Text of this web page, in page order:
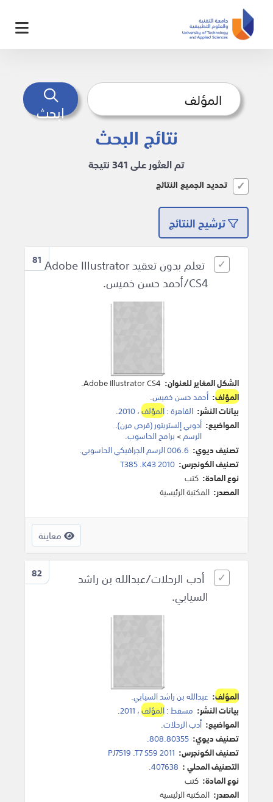
ابحث
نتائج البحث
تم العثور على 341 نتيجة
تحديد الجميع النتائج
ترشيح النتائج
81 تعلم بدون تعقيد Adobe Illustrator
CS4/أحمد حسن خميس.
الشكل المغاير للعنوان: Adobe Illustrator CS4.
المؤلف: أحمد حسن خميس.
بيانات النشر: القاهرة:المؤلف،2010
.
المواضيع: أدوبي إلستريتور (قرص مرن).
الرسم>برامج الحاسوب.
تصنيف ديوي: 006.6 الرسم الجرافيكي الحاسوبي.
تصنيف الكونجرس: T385 .K43 2010
نوع المادة: كتب
المصدر: المكتبة الرئيسية
معاينة
82
أدب الرحلات/عبدالله بن راشد
السيابي.
المؤلف: عبدالله بن راشد السيابي.
بيانات النشر: مسقط:المؤلف، 2011
.
المواضيع: أدب الرحلات.
تصنيف ديوي: 808.80355.
تصنيف الكونجرس: PJ7519 .T7 S59 2011
التصنيف المحلي : 407638.
نوع المادة: كتب
المصدر: المكتبة الرئيسية